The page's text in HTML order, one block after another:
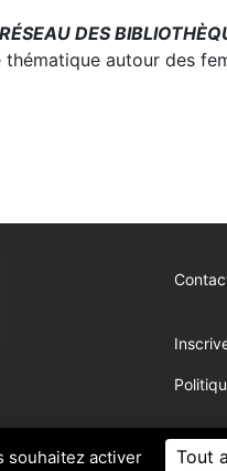
souhaitez activer Tout
DES
thématique autour des